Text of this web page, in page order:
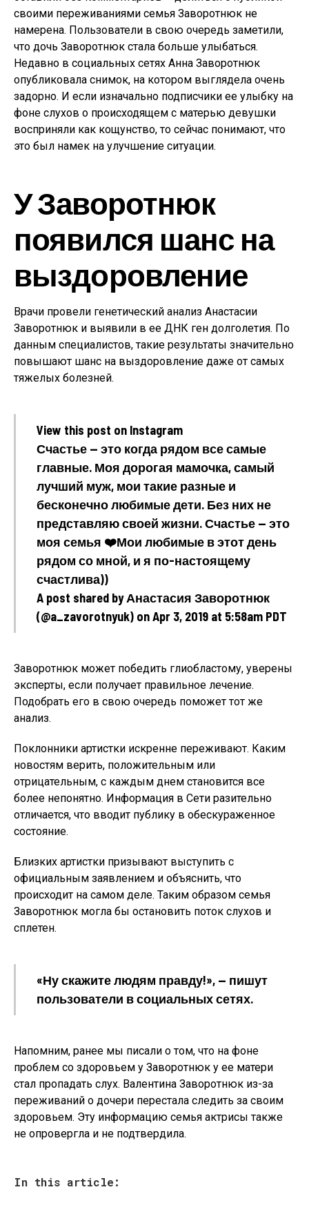
своими переживаниями семья Заворотнюк не
намерена. Пользователи в свою очередь заметили,
что дочь Заворотнюк стала больше улыбаться.
Недавно в социальных сетях Анна Заворотнюк
опубликовала снимок, на котором выглядела очень
задорно. И если изначально подписчики ее улыбку на
фоне слухов о происходящем с матерью девушки
восприняли как кощунство, то сейчас понимают, что
это был намек на улучшение ситуации.
У Заворотнюк
появился шанс на
выздоровление
Врачи провели генетический анализ Анастасии
Заворотнюк и выявили в ее ДНК ген долголетия. По
данным специалистов, такие результаты значительно
повышают шанс на выздоровление даже от самых
тяжелых болезней.
View this post on Instagram
Счастье — это когда рядом все самые
главные. Моя дорогая мамочка, самый
лучший муж, мои такие разные и
бесконечно любимые дети. Без них не
представляю своей жизни. Счастье — это
моя семья ❤️Мои любимые в этот день
рядом со мной, и я по-настоящему
счастлива))
A post shared by Анастасия Заворотнюк
(@a_zavorotnyuk) on Apr 3, 2019 at 5:58am PDT
Заворотнюк может победить глиобластому, уверены
эксперты, если получает правильное лечение.
Подобрать его в свою очередь поможет тот же
анализ.
Поклонники артистки искренне переживают. Каким
новостям верить, положительным или
отрицательным, с каждым днем становится все
более непонятно. Информация в Сети разительно
отличается, что вводит публику в обескураженное
состояние.
Близких артистки призывают выступить с
официальным заявлением и объяснить, что
происходит на самом деле. Таким образом семья
Заворотнюк могла бы остановить поток слухов и
сплетен.
«Ну скажите людям правду!», — пишут
пользователи в социальных сетях.
Напомним, ранее мы писали о том, что на фоне
проблем со здоровьем у Заворотнюк у ее матери
стал пропадать слух. Валентина Заворотнюк из-за
переживаний о дочери перестала следить за своим
здоровьем. Эту информацию семья актрисы также
не опровергла и не подтвердила.
In this article: